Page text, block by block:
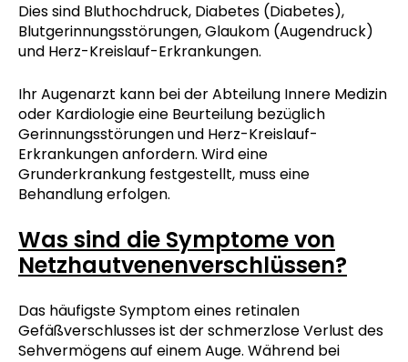
Dies sind Bluthochdruck, Diabetes (Diabetes),
Blutgerinnungsstörungen, Glaukom (Augendruck)
und Herz-Kreislauf-Erkrankungen.
Ihr Augenarzt kann bei der Abteilung Innere Medizin
oder Kardiologie eine Beurteilung bezüglich
Gerinnungsstörungen und Herz-Kreislauf-
Erkrankungen anfordern. Wird eine
Grunderkrankung festgestellt, muss eine
Behandlung erfolgen.
Was sind die Symptome von
Netzhautvenenverschlüssen?
Das häufigste Symptom eines retinalen
Gefäßverschlusses ist der schmerzlose Verlust des
Sehvermögens auf einem Auge. Während bei